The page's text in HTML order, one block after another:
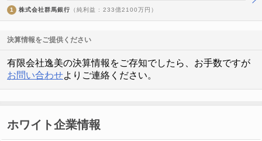
1 株式会社群馬銀行 （純利益 : 233億2100万円）
決算情報をご提供ください
有限会社逸美の決算情報をご存知でしたら、お手数ですが
お問い合わせよりご連絡ください。
ホワイト企業情報